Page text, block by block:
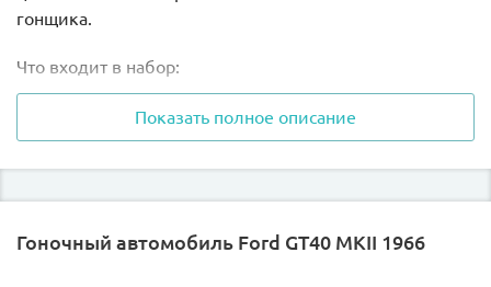
гонщика.
Что входит в набор:
детально воссозданный болид «Формулы‑1»:
работающее рулевое управление: поворот руля
передаётся на передние колёса;
того периода;
Показать полное описание
Гоночный автомобиль Ford GT40 MKII 1966